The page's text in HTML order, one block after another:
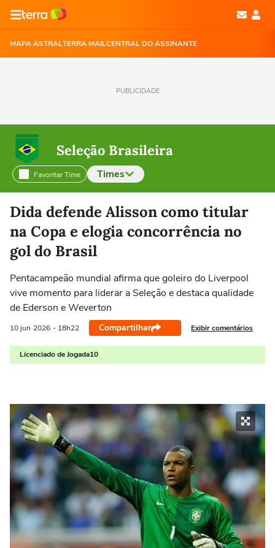
MAPA ASTRALTERRA MAILCENTRAL DO ASSINANTE
PUBLICIDADE
Seleção Brasileira
Favoritar Time Times
Selecione o time para ver as notícias
Dida defende Alisson como titular
na Copa e elogia concorrência no
gol do Brasil
Pentacampeão mundial afirma que goleiro do Liverpool
vive momento para liderar a Seleção e destaca qualidade
de Ederson e Weverton
10 jun 2026 - 18h22 Compartilhar Exibir comentários
Licenciado de Jogada10